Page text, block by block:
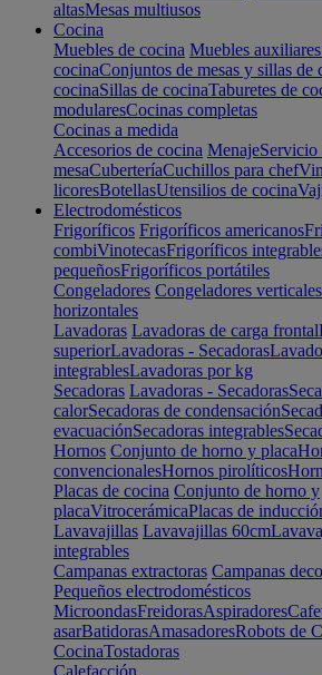
altasMesas multiusos
Cocina
Muebles de cocina Muebles
cocinaConjuntos de mesas y sillas de
cocinaSillas de cocinaTaburetes de
modularesCocinas completas
Cocinas a medida
Accesorios de cocina MenajeServicio
mesaCuberteríaCuchillos para chef
licoresBotellasUtensilios de cocina
Electrodomésticos
Frigoríficos Frigoríficos americanos
combiVinotecasFrigoríficos
pequeñosFrigoríficos portátiles
Congeladores Congeladores verticales
horizontales
Lavadoras Lavadoras de carga frontal
superiorLavadoras - Secadoras
integrablesLavadoras por kg
Secadoras Lavadoras - Secadoras
calorSecadoras de condensación
evacuaciónSecadoras integrables
Hornos Conjunto de horno y placa
convencionalesHornos pirolíticos
Placas de cocina Conjunto de horno y
placaVitrocerámicaPlacas de
Lavavajillas Lavavajillas 60cm
integrables
Campanas extractoras Campanas
Pequeños electrodomésticos
MicroondasFreidorasAspiradores
asarBatidorasAmasadoresRobots de
CocinaTostadoras
Calefacción